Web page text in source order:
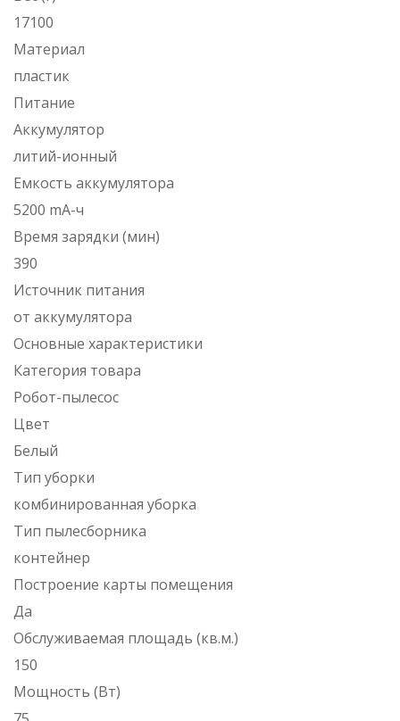
17100
Материал
пластик
Питание
Аккумулятор
литий-ионный
Емкость аккумулятора
5200 mA-ч
Время зарядки (мин)
390
Источник питания
от аккумулятора
Основные характеристики
Категория товара
Робот-пылесос
Цвет
Белый
Тип уборки
комбинированная уборка
Тип пылесборника
контейнер
Построение карты помещения
Да
Обслуживаемая площадь (кв.м.)
150
Мощность (Вт)